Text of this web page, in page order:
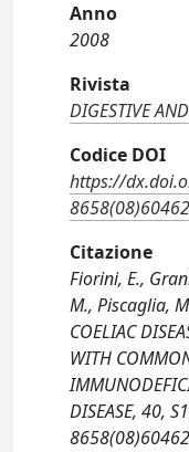
Anno
2008
Rivista
DIGESTIVE
Codice DOI
https://
Citazione
Fiorini, E.,
M., Piscaglia,
COELIAC
WITH
DISEASE, 40,